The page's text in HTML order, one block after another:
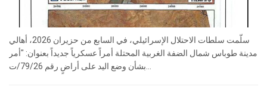
سلّمت سلطات الاحتلال الإسرائيلي، في السابع من حزيران 2026، أهالي
مدينة طوباس شمال الضفة الغربية المحتلة أمراً عسكرياً جديداً بعنوان: "أمر
بشأن وضع اليد على أراضٍ رقم 79/26/ت...